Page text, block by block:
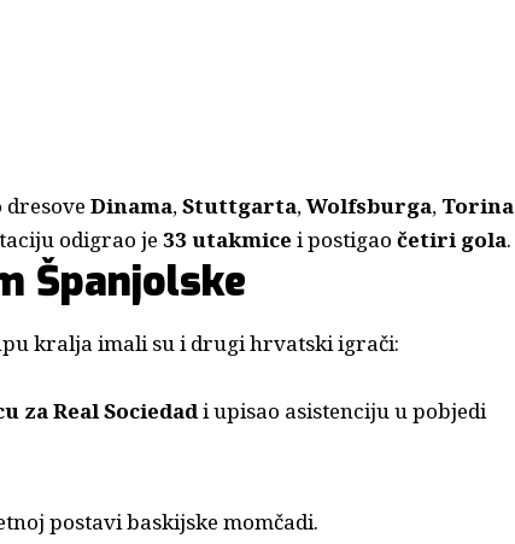
Dinama,Stuttgarta,Wolfsburga, Torina
odigrao je 33 utakmice i postigao četiri gola.
Španjolske
kralja imali su i drugi hrvatski igrači:
za Real Sociedadi upisao asistenciju u pobjedi
postavi baskijske momčadi.